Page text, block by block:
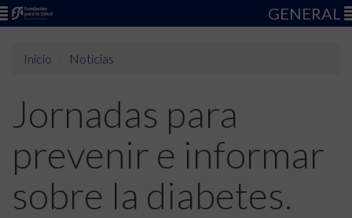
GENERAL
Inicio Noticias
Jornadas para
prevenir e informar
sobre la diabetes.